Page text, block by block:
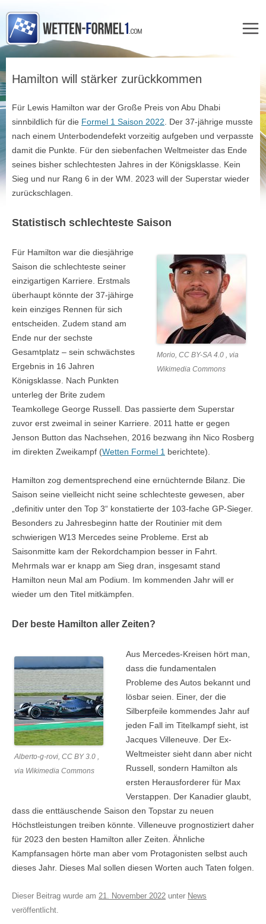
springen
Hamilton will stärker zurückkommen
Für Lewis Hamilton war der Große Preis von Abu Dhabi
sinnbildlich für die Formel 1 Saison 2022 . Der 37-jährige musste
nach einem Unterbodendefekt vorzeitig aufgeben und verpasste
damit die Punkte. Für den siebenfachen Weltmeister das Ende
seines bisher schlechtesten Jahres in der Königsklasse. Kein
Sieg und nur Rang 6 in der WM. 2023 will der Superstar wieder
zurückschlagen.
Statistisch schlechteste Saison
Morio, CC BY-SA 4.0 , via
Wikimedia Commons
Für Hamilton war die diesjährige
Saison die schlechteste seiner
einzigartigen Karriere. Erstmals
überhaupt könnte der 37-jähirge
kein einziges Rennen für sich
entscheiden. Zudem stand am
Ende nur der sechste
Gesamtplatz – sein schwächstes
Ergebnis in 16 Jahren
Königsklasse. Nach Punkten
unterleg der Brite zudem
Teamkollege George Russell. Das passierte dem Superstar
zuvor erst zweimal in seiner Karriere. 2011 hatte er gegen
Jenson Button das Nachsehen, 2016 bezwang ihn Nico Rosberg
im direkten Zweikampf (Wetten Formel 1 berichtete).
Hamilton zog dementsprechend eine ernüchternde Bilanz. Die
Saison seine vielleicht nicht seine schlechteste gewesen, aber
„definitiv unter den Top 3“ konstatierte der 103-fache GP-Sieger.
Besonders zu Jahresbeginn hatte der Routinier mit dem
schwierigen W13 Mercedes seine Probleme. Erst ab
Saisonmitte kam der Rekordchampion besser in Fahrt.
Mehrmals war er knapp am Sieg dran, insgesamt stand
Hamilton neun Mal am Podium. Im kommenden Jahr will er
wieder um den Titel mitkämpfen.
Der beste Hamilton aller Zeiten?
Alberto-g-rovi, CC BY 3.0 ,
via Wikimedia Commons
Aus Mercedes-Kreisen hört man,
dass die fundamentalen
Probleme des Autos bekannt und
lösbar seien. Einer, der die
Silberpfeile kommendes Jahr auf
jeden Fall im Titelkampf sieht, ist
Jacques Villeneuve. Der Ex-
Weltmeister sieht dann aber nicht
Russell, sondern Hamilton als
ersten Herausforderer für Max
Verstappen. Der Kanadier glaubt,
dass die enttäuschende Saison den Topstar zu neuen
Höchstleistungen treiben könnte. Villeneuve prognostiziert daher
für 2023 den besten Hamilton aller Zeiten. Ähnliche
Kampfansagen hörte man aber vom Protagonisten selbst auch
dieses Jahr. Dieses Mal sollen diesen Worten auch Taten folgen.
Dieser Beitrag wurde am 21. November 2022 unter News
veröffentlicht.